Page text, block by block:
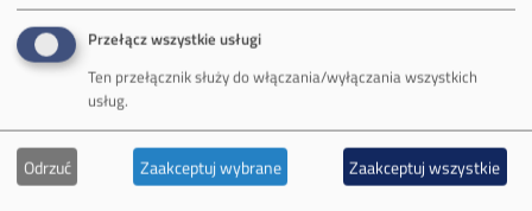
Zakład Górniczy Janina
Zakład Górniczy Sobieski
Galeria zdjęć
Informacja o realizowanej strategii podatkowej
Przełącz wszystkie usługi
Ten przełącznik służy do włączania/wyłączania wszystkich
usług.
Odrzuć Zaakceptuj wybrane Zaakceptuj wszystkie